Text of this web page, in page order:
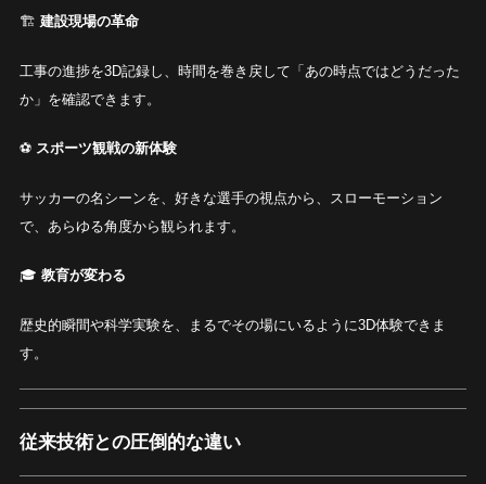
🏗️ 建設現場の革命
工事の進捗を3D記録し、時間を巻き戻して「あの時点ではどうだった
か」を確認できます。
⚽ スポーツ観戦の新体験
サッカーの名シーンを、好きな選手の視点から、スローモーション
で、あらゆる角度から観られます。
🎓 教育が変わる
歴史的瞬間や科学実験を、まるでその場にいるように3D体験できま
す。
従来技術との圧倒的な違い